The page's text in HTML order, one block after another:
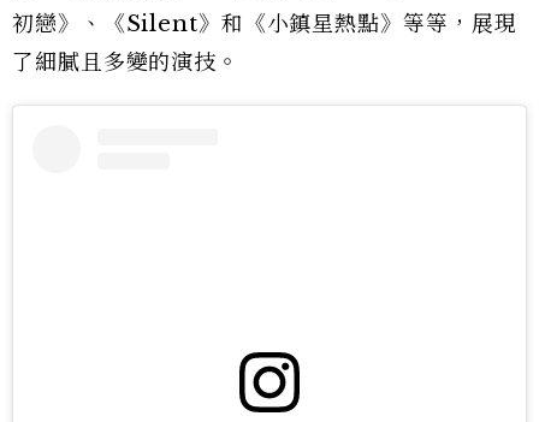
初戀》、《Silent》和《小鎮星熱點》等等，展現
了細膩且多變的演技。